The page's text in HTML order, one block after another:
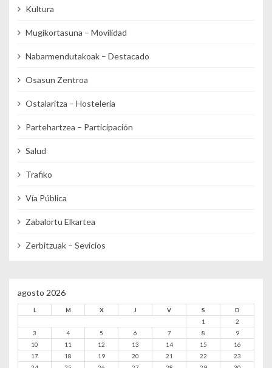
Kultura
Mugikortasuna – Movilidad
Nabarmendutakoak – Destacado
Osasun Zentroa
Ostalaritza – Hostelería
Partehartzea – Participación
Salud
Trafiko
Vía Pública
Zabalortu Elkartea
Zerbitzuak – Sevicios
agosto 2026
L M X J V S
D
1
2
3
4 5 6 7 8
9
10
11 12 13 14 15
16
17
18 19 20 21 22
23